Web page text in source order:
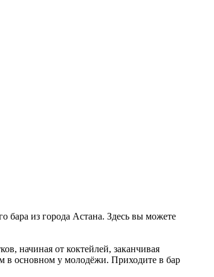
бара из города Астана. Здесь вы можете
начиная от коктейлей, заканчивая
в основном у молодёжи. Приходите в бар